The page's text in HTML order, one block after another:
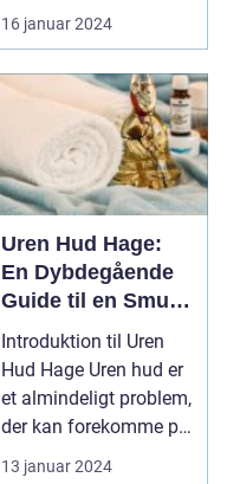
de er under pres. Disse
16 januar 2024
Uren Hud Hage:
En Dybdegående
Guide til en Smuk
og Sund Hud
Introduktion til Uren
Hud Hage Uren hud er
et almindeligt problem,
der kan forekomme på
forskellige...
13 januar 2024